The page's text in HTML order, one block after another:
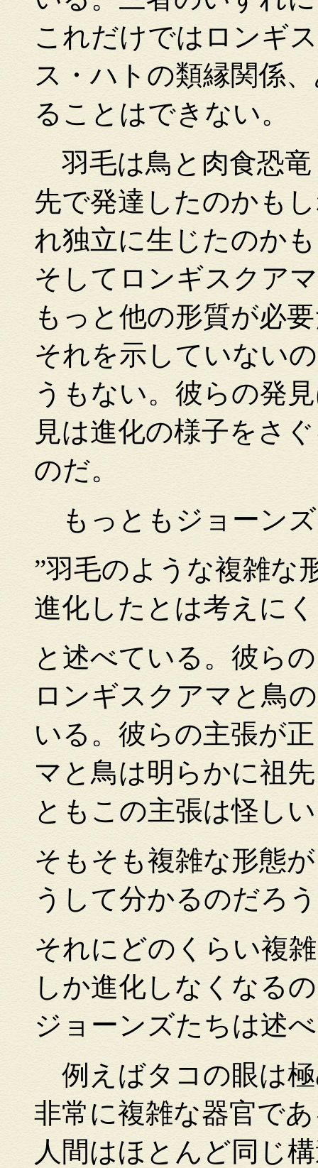
これだけではロンギ
ス・ハトの類縁関係
ることはできない。
羽毛は鳥と肉食恐
先で発達したのかも
れ独立に生じたのか
そしてロンギスクア
もっと他の形質が必
それを示していない
うもない。彼らの発
見は進化の様子をさ
のだ。
もっともジョーン
”羽毛のような複雑な
進化したとは考えに
と述べている。彼ら
ロンギスクアマと鳥
いる。彼らの主張が
マと鳥は明らかに祖
ともこの主張は怪し
そもそも複雑な形態
うして分かるのだろ
それにどのくらい複
しか進化しなくなる
ジョーンズたちは述
例えばタコの眼は
非常に複雑な器官で
人間はほとんど同じ